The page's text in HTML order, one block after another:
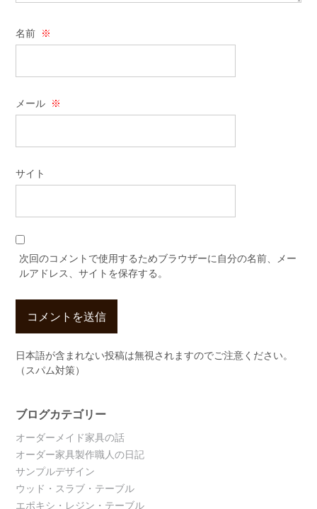
名前 ※
メール ※
サイト
次回のコメントで使用するためブラウザーに自分の名前、メー
ルアドレス、サイトを保存する。
日本語が含まれない投稿は無視されますのでご注意ください。
（スパム対策）
ブログカテゴリー
オーダーメイド家具の話
オーダー家具製作職人の日記
サンプルデザイン
ウッド・スラブ・テーブル
エポキシ・レジン・テーブル